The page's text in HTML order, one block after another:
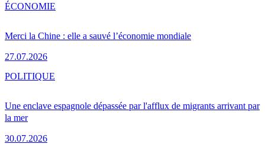
Merci la Chine : elle a sauvé l’économie mondiale
27.07.2026
ÉCONOMIE
Une enclave espagnole dépassée par l'afflux de migrants arrivant par
la mer
30.07.2026
POLITIQUE